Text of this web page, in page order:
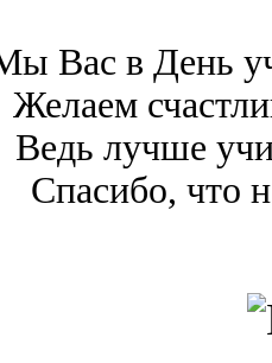
Вас в День
Желаем
Ведь лучше
Спасибо, что